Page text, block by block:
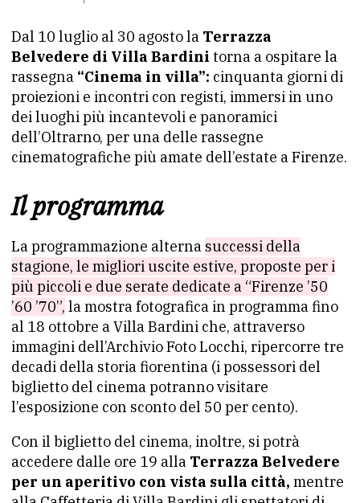
Dal 10 luglio al 30 agosto la Terrazza
Belvedere di Villa Bardini torna a ospitare la
rassegna “Cinema in villa”: cinquanta giorni di
proiezioni e incontri con registi, immersi in uno
dei luoghi più incantevoli e panoramici
dell’Oltrarno, per una delle rassegne
cinematografiche più amate dell’estate a Firenze.
Il programma
La programmazione alterna successi della
stagione, le migliori uscite estive, proposte per i
più piccoli e due serate dedicate a “Firenze ’50
’60 ’70”, la mostra fotografica in programma fino
al 18 ottobre a Villa Bardini che, attraverso
immagini dell’Archivio Foto Locchi, ripercorre tre
decadi della storia fiorentina (i possessori del
biglietto del cinema potranno visitare
l’esposizione con sconto del 50 per cento).
Con il biglietto del cinema, inoltre, si potrà
accedere dalle ore 19 alla Terrazza Belvedere
per un aperitivo con vista sulla città, mentre